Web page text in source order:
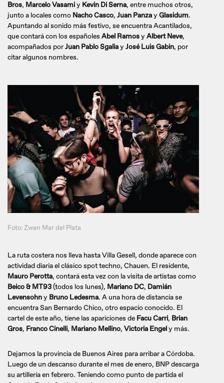
Bros, Marcelo Vasamiy Kevin Di Serna, entre muchos otros,
junto a locales como Nacho Casco, Juan PanzayGlasidum.
Apuntando al sonido más festivo, se encuentra Acantilados,
que contará con los españoles Abel RamosyAlbert Neve,
acompañados porJuan Pablo SgaliayJosé Luis Gabin, por
citar algunos nombres.
Foto: Zwan Mar del Plata
La ruta costera nos lleva hasta Villa Gesell, donde aparece con
actividad diaria el clásico spot techno, Chauen. El residente,
Mauro Perotta, contará esta vez con la visita de artistas como
Beico & MT93(todos los lunes), Mariano DC, Damián
Levensohny Bruno Ledesma. A una hora de distancia se
encuentra San Bernardo Chico, otro espacio conocido. El
cartel de este año, tiene las apariciones de Facu Carri, Brian
Gros, Franco Cinelli, Mariano Mellino, Victoria Engely más.
Dejamos la provincia de Buenos Aires para arribar a Córdoba.
Luego de un descanso durante el mes de enero, BNP descarga
su artillería en febrero. Teniendo como punto de partida el